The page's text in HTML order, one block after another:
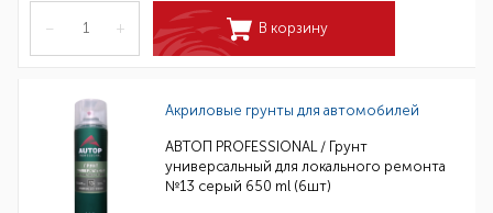
– + В корзину
Акриловые грунты для автомобилей
АВТОП PROFESSIONAL / Грунт
универсальный для локального ремонта
№13 серый 650 ml (6шт)